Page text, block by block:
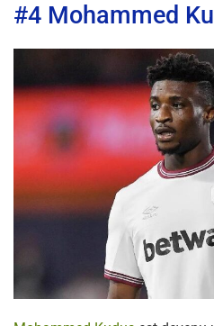
#4 Mohammed